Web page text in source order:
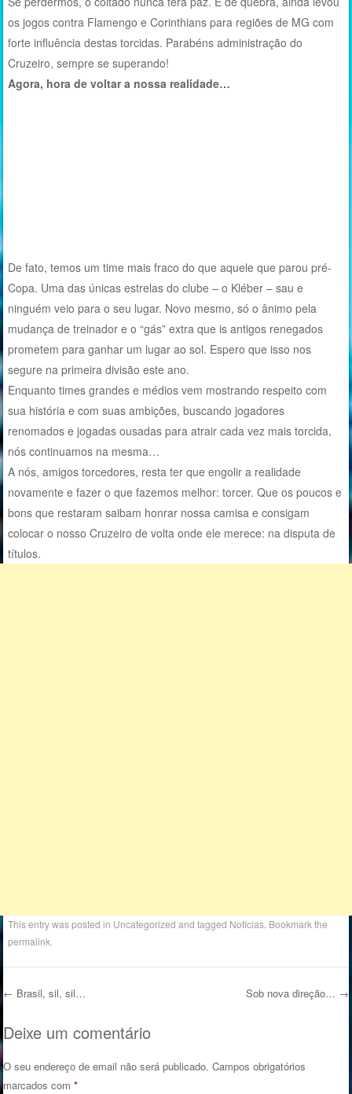
os jogos contra Flamengo e Corinthians para regiões de MG com
forte influência destas torcidas. Parabéns administração do
Cruzeiro, sempre se superando!
Agora, hora de voltar a nossa realidade…
De fato, temos um time mais fraco do que aquele que parou pré-
Copa. Uma das únicas estrelas do clube – o Kléber – sau e
ninguém veio para o seu lugar. Novo mesmo, só o ânimo pela
mudança de treinador e o “gás” extra que is antigos renegados
prometem para ganhar um lugar ao sol. Espero que isso nos
segure na primeira divisão este ano.
Enquanto times grandes e médios vem mostrando respeito com
sua história e com suas ambições, buscando jogadores
renomados e jogadas ousadas para atrair cada vez mais torcida,
nós continuamos na mesma…
A nós, amigos torcedores, resta ter que engolir a realidade
novamente e fazer o que fazemos melhor: torcer. Que os poucos e
bons que restaram saibam honrar nossa camisa e consigam
colocar o nosso Cruzeiro de volta onde ele merece: na disputa de
títulos.
This entry was posted in Uncategorized and tagged Notícias . Bookmark the
permalink
Post navigation
← Brasil, sil, sil… Sob nova direção… →
Deixe um comentário
O seu endereço de email não será publicado. Campos obrigatórios
marcados com*